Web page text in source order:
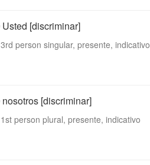
Usted [discriminar]
3rd person singular, presente, indicativo
nosotros [discriminar]
1st person plural, presente, indicativo